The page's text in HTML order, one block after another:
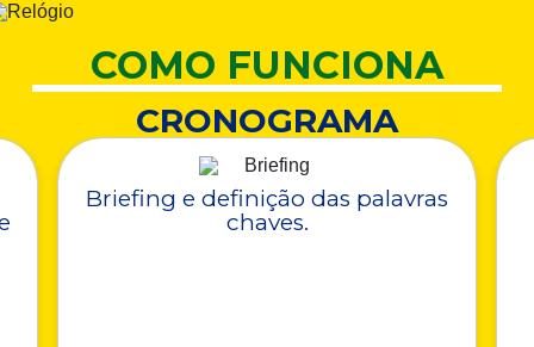
COMO FUNCIONA
CRONOGRAMA
Briefing e definição das palavras
chaves.